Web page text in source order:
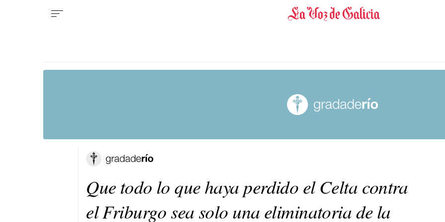
Que todo lo que haya perdido el Celta contra
el Friburgo sea solo una eliminatoria de la